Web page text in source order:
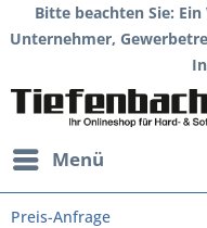
Bitte beachten Sie:
Unternehmer,
Menü
Preis-Anfrage